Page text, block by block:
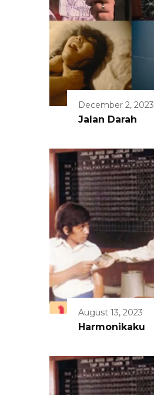
December 2, 2023
Jalan Darah
August 13, 2023
Harmonikaku